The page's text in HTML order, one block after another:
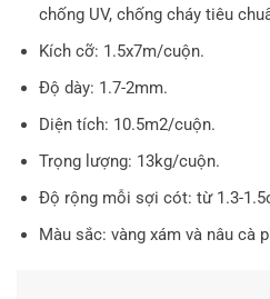
chống UV, chống cháy tiêu
Kích cỡ: 1.5x7m/cuộn.
Độ dày: 1.7-2mm.
Diện tích: 10.5m2/cuộn.
Trọng lượng: 13kg/cuộn.
Độ rộng mỗi sợi cót: từ 1.3-
Màu sắc: vàng xám và nâu cà